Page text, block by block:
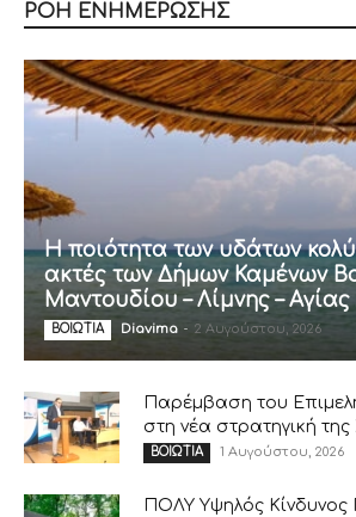
ΡΟΗ ΕΝΗΜΕΡΩΣΗΣ
Η ποιότητα των υδάτων
ακτές των Δήμων Καμένων
Μαντουδίου – Λίμνης –
ΒΟΙΩΤΙΑ Diavima - 2 Αυγούστου, 2026
Παρέμβαση του
στη νέα στρατηγική
ΒΟΙΩΤΙΑ 1 Αυγούστου, 2026
ΠΟΛΥ Υψηλός Κίνδυνος